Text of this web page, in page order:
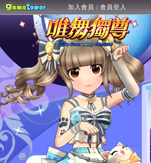
加入會員 | 會員登入